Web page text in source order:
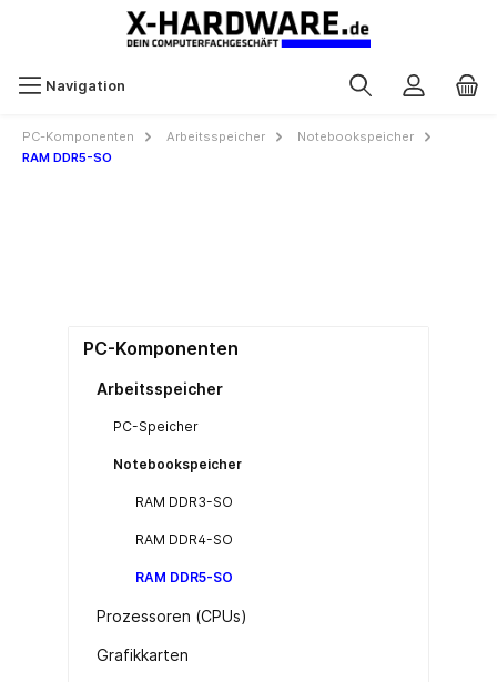
Navigation
PC-Komponenten Arbeitsspeicher
Notebookspeicher
RAM DDR5-SO
PC-Komponenten
Arbeitsspeicher
PC-Speicher
Notebookspeicher
RAM DDR3-SO
RAM DDR4-SO
RAM DDR5-SO
Prozessoren (CPUs)
Grafikkarten